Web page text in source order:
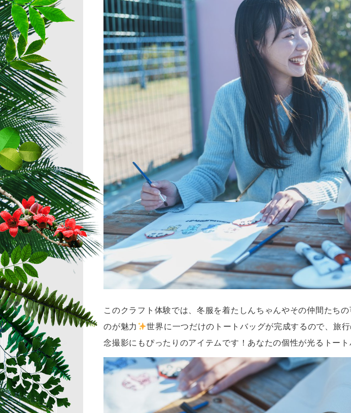
このクラフト体験では、冬服を着たしんちゃんやその仲間たち
のが魅力
世界に一つだけのトートバッグが完成するので、旅
念撮影にもぴったりのアイテムです！あなたの個性が光るトー